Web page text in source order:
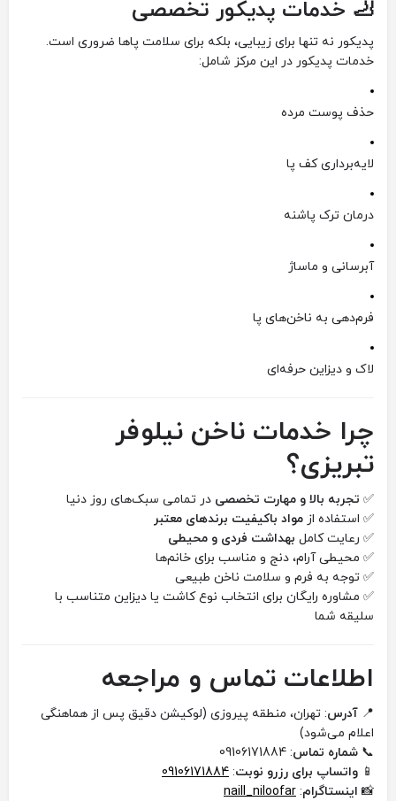
🦶 خدمات پدیکور تخصصی
پدیکور نه تنها برای زیبایی، بلکه برای سلامت پاها ضروری است.
خدمات پدیکور در این مرکز شامل:
حذف پوست مرده
لایه‌برداری کف پا
درمان ترک پاشنه
آبرسانی و ماساژ
فرم‌دهی به ناخن‌های پا
لاک و دیزاین حرفه‌ای
چرا خدمات ناخن نیلوفر
تبریزی؟
✅ تجربه بالا و مهارت تخصصی در تمامی سبک‌های روز دنیا
✅ استفاده از مواد باکیفیت برندهای معتبر
✅ رعایت کامل بهداشت فردی و محیطی
✅ محیطی آرام، دنج و مناسب برای خانم‌ها
✅ توجه به فرم و سلامت ناخن طبیعی
✅ مشاوره رایگان برای انتخاب نوع کاشت یا دیزاین متناسب با
سلیقه شما
اطلاعات تماس و مراجعه
📍 آدرس: تهران، منطقه پیروزی (لوکیشن دقیق پس از هماهنگی
اعلام می‌شود)
📞 شماره تماس: 09106171884
📱 واتساپ برای رزرو نوبت:
09106171884
📸 اینستاگرام:
naill_niloofar